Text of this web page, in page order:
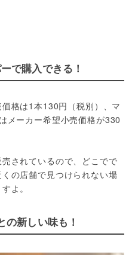
で購入できる！
格は1本130円（税別）、マ
メーカー希望小売価格が330
されているので、どこでで
の店舗で見つけられない場
よ。
の新しい味も！